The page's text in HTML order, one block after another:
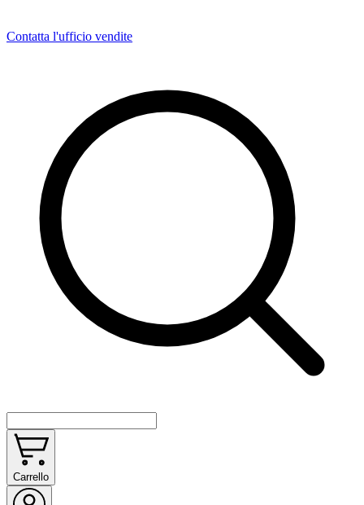
Contatta l'ufficio vendite
Carrello